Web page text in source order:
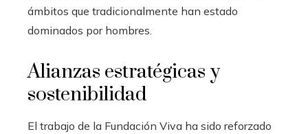
ámbitos que tradicionalmente han estado
dominados por hombres.
Alianzas estratégicas y
sostenibilidad
El trabajo de la Fundación Viva ha sido reforzado